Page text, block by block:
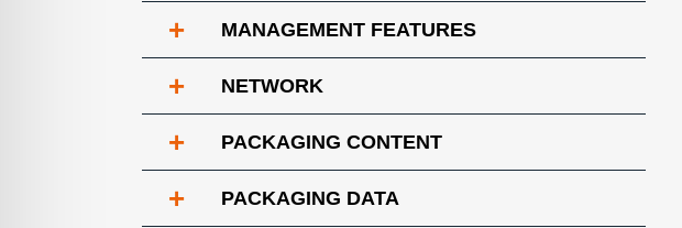
+ MANAGEMENT FEATURES
+ NETWORK
+ PACKAGING CONTENT
+ PACKAGING DATA